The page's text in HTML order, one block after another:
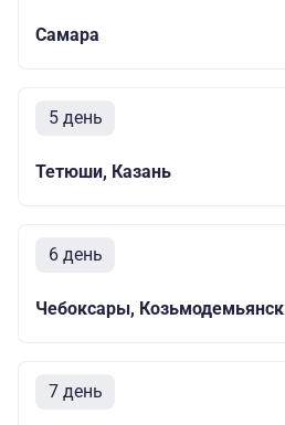
Самара
5 день
Тетюши, Казань
6 день
Чебоксары, Козьмодемьянск
7 день